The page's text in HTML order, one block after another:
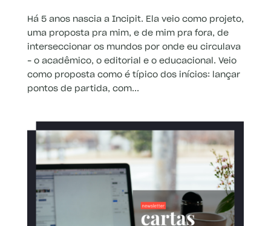
Há 5 anos nascia a Incipit. Ela veio como projeto,
uma proposta pra mim, e de mim pra fora, de
interseccionar os mundos por onde eu circulava
– o acadêmico, o editorial e o educacional. Veio
como proposta como é típico dos inícios: lançar
pontos de partida, com...